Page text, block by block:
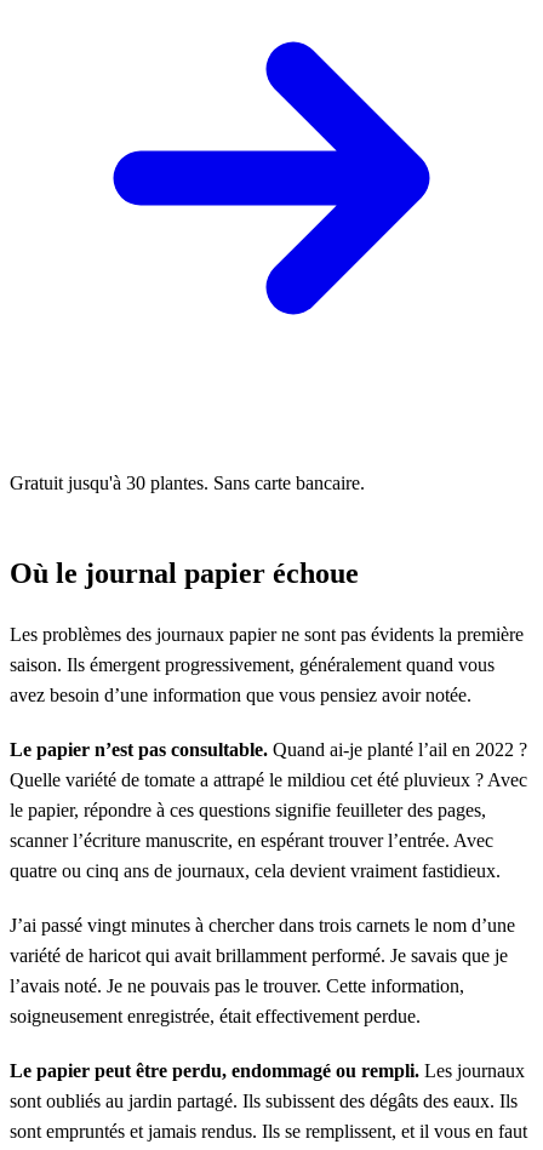
Gratuit jusqu'à 30 plantes. Sans carte bancaire.
Où le journal papier échoue
Les problèmes des journaux papier ne sont pas évidents la première
saison. Ils émergent progressivement, généralement quand vous
avez besoin d’une information que vous pensiez avoir notée.
Le papier n’est pas consultable. Quand ai-je planté l’ail en 2022 ?
Quelle variété de tomate a attrapé le mildiou cet été pluvieux ? Avec
le papier, répondre à ces questions signifie feuilleter des pages,
scanner l’écriture manuscrite, en espérant trouver l’entrée. Avec
quatre ou cinq ans de journaux, cela devient vraiment fastidieux.
J’ai passé vingt minutes à chercher dans trois carnets le nom d’une
variété de haricot qui avait brillamment performé. Je savais que je
l’avais noté. Je ne pouvais pas le trouver. Cette information,
soigneusement enregistrée, était effectivement perdue.
Le papier peut être perdu, endommagé ou rempli. Les journaux
sont oubliés au jardin partagé. Ils subissent des dégâts des eaux. Ils
sont empruntés et jamais rendus. Ils se remplissent, et il vous en faut